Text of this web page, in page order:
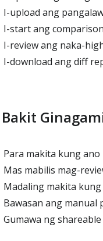
I-upload ang
I-start ang comparison
I-review ang naka-
I-download ang diff
Bakit
Para makita kung
Mas mabilis mag-
Madaling makita
Bawasan ang manual
Gumawa ng